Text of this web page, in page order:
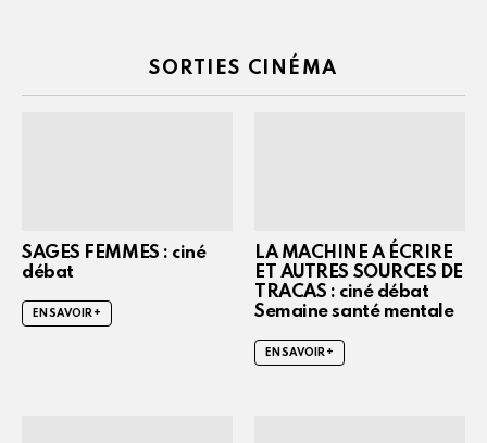
SORTIES CINÉMA
SAGES FEMMES : ciné
débat
EN SAVOIR +
LA MACHINE A ÉCRIRE
ET AUTRES SOURCES DE
TRACAS : ciné débat
Semaine santé mentale
EN SAVOIR +